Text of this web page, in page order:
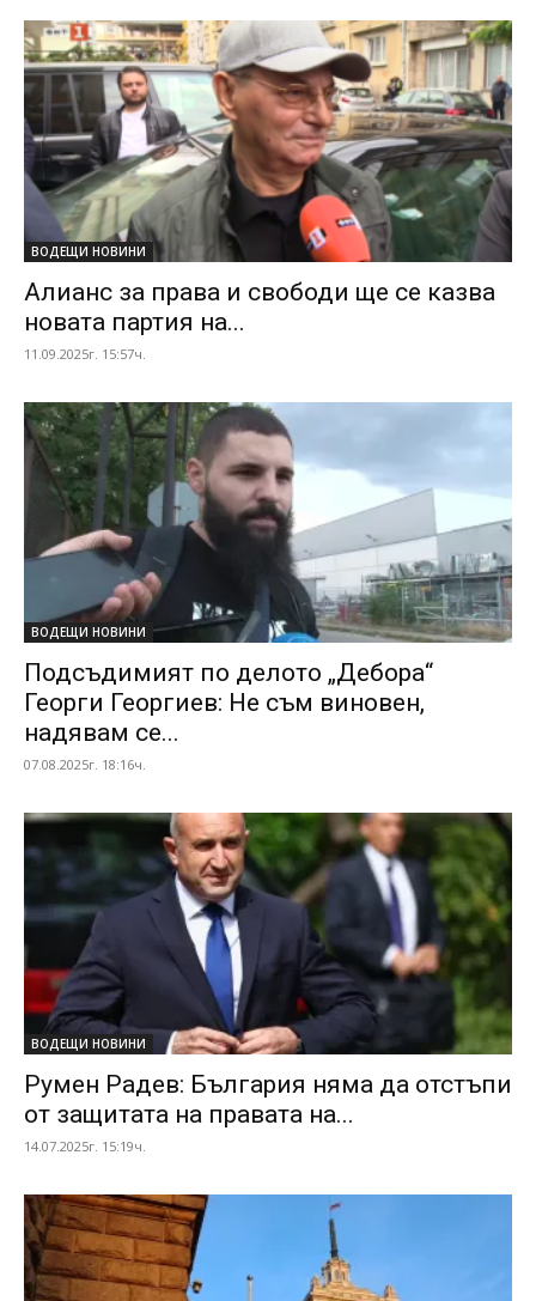
ВОДЕЩИ НОВИНИ
Алианс за права и свободи ще се казва
новата партия на...
11.09.2025г. 15:57ч.
ВОДЕЩИ НОВИНИ
Подсъдимият по делото „Дебора“
Георги Георгиев: Не съм виновен,
надявам се...
07.08.2025г. 18:16ч.
ВОДЕЩИ НОВИНИ
Румен Радев: България няма да отстъпи
от защитата на правата на...
14.07.2025г. 15:19ч.